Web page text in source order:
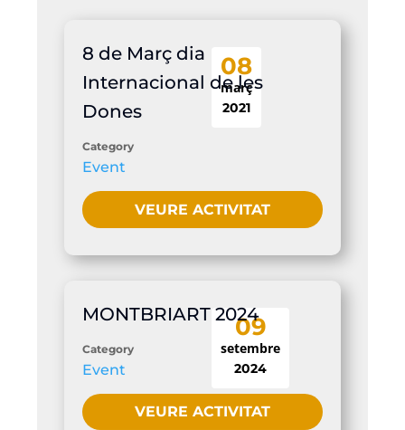
08
març
2021
8 de Març dia
Internacional de les
Dones
Category
Event
VEURE ACTIVITAT
09
setembre
2024
MONTBRIART 2024
Category
Event
VEURE ACTIVITAT